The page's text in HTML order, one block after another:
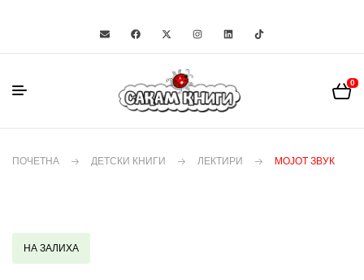
0
ПОЧЕТНА ДЕТСКИ КНИГИ ЛЕКТИРИ МОЈОТ ЗВУК
НА ЗАЛИХА